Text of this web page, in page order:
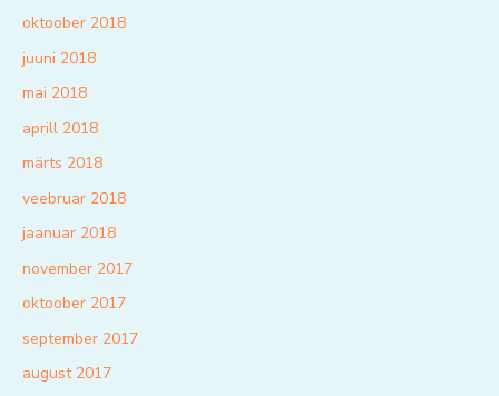
oktoober 2018
juuni 2018
mai 2018
aprill 2018
märts 2018
veebruar 2018
jaanuar 2018
november 2017
oktoober 2017
september 2017
august 2017